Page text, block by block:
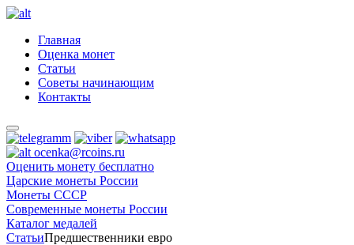
Главная
Оценка монет
Статьи
Советы начинающим
Контакты
ocenka@rcoins.ru
Оценить монету бесплатно
Царские монеты России
Монеты СССР
Современные монеты России
Каталог медалей
СтатьиПредшественники евро